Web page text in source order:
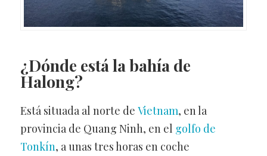
¿Dónde está la bahía de
Halong?
Está situada al norte de Vietnam, en la
provincia de Quang Ninh, en el golfo de
Tonkín, a unas tres horas en coche